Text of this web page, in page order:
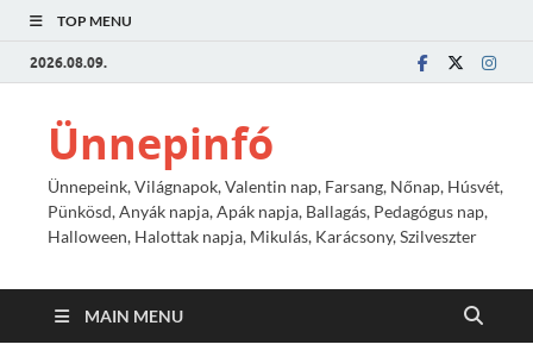
TOP MENU
2026.08.09.
Ünnepinfó
Ünnepeink, Világnapok, Valentin nap, Farsang, Nőnap, Húsvét,
Pünkösd, Anyák napja, Apák napja, Ballagás, Pedagógus nap,
Halloween, Halottak napja, Mikulás, Karácsony, Szilveszter
MAIN MENU